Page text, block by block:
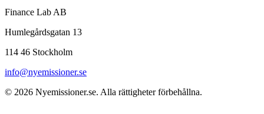
Finance Lab AB
Humlegårdsgatan 13
114 46 Stockholm
info@nyemissioner.se
© 2026 Nyemissioner.se. Alla rättigheter förbehållna.